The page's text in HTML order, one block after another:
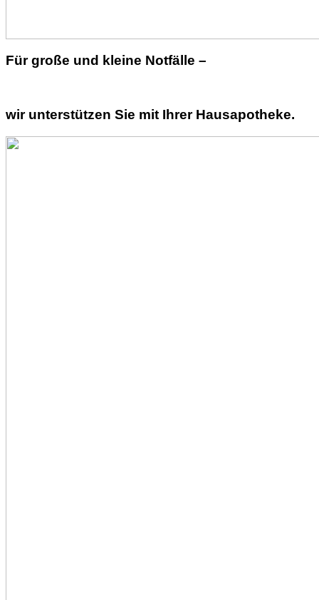
Für große und kleine Notfälle –
wir unterstützen Sie mit Ihrer Hausapotheke.